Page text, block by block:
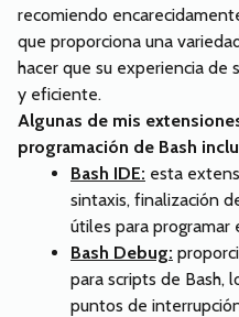
recomiendo
que proporciona una
hacer que su experiencia de
y eficiente.
Algunas de mis
programación de Bash
Bash IDE: esta
sintaxis, finalización
útiles para programar
Bash Debug:
para scripts de Bash,
puntos de